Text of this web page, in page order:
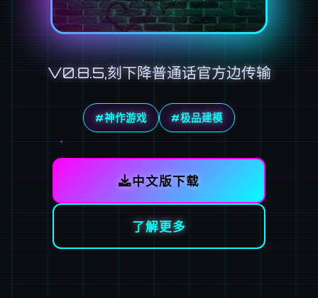
V0.8.5,刻下降普通话官方边传输
#神作游戏 #极品建模
中文版下载
了解更多